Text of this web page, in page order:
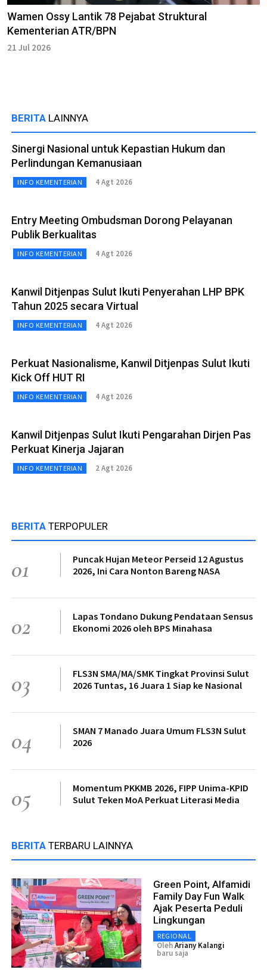
Wamen Ossy Lantik 78 Pejabat Struktural
Kementerian ATR/BPN
21 Jul 2026
BERITA LAINNYA
Sinergi Nasional untuk Kepastian Hukum dan
Perlindungan Kemanusiaan
INFO KEMENTERIAN 4 Agt 2026
Entry Meeting Ombudsman Dorong Pelayanan
Publik Berkualitas
INFO KEMENTERIAN 4 Agt 2026
Kanwil Ditjenpas Sulut Ikuti Penyerahan LHP BPK
Tahun 2025 secara Virtual
INFO KEMENTERIAN 4 Agt 2026
Perkuat Nasionalisme, Kanwil Ditjenpas Sulut Ikuti
Kick Off HUT RI
INFO KEMENTERIAN 4 Agt 2026
Kanwil Ditjenpas Sulut Ikuti Pengarahan Dirjen Pas
Perkuat Kinerja Jajaran
INFO KEMENTERIAN 2 Agt 2026
BERITA TERPOPULER
01
Puncak Hujan Meteor Perseid 12 Agustus
2026, Ini Cara Nonton Bareng NASA
02
Lapas Tondano Dukung Pendataan Sensus
Ekonomi 2026 oleh BPS Minahasa
03
FLS3N SMA/MA/SMK Tingkat Provinsi Sulut
2026 Tuntas, 16 Juara 1 Siap ke Nasional
04
SMAN 7 Manado Juara Umum FLS3N Sulut
2026
05
Momentum PKKMB 2026, FIPP Unima-KPID
Sulut Teken MoA Perkuat Literasi Media
BERITA TERBARU LAINNYA
Green Point, Alfamidi
Family Day Fun Walk
Ajak Peserta Peduli
Lingkungan
REGIONAL
OlehAriany Kalangi
baru saja